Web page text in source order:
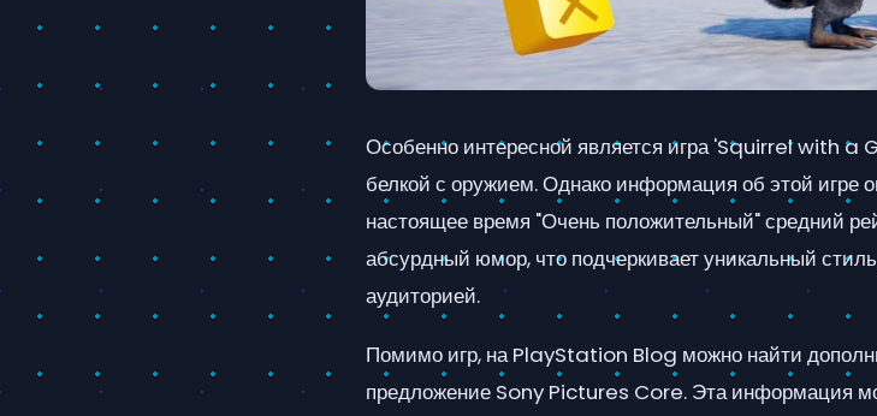
Особенно интересной является игра 'Squirrel with a
белкой с оружием. Однако информация об этой игре
настоящее время "Очень положительный" средний
абсурдный юмор, что подчеркивает уникальный
аудиторией.
Помимо игр, на PlayStation Blog можно найти
предложение Sony Pictures Core. Эта информация